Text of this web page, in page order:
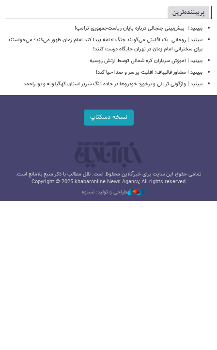
پربیننده‌ترین
ببینید | ‏ پیش‌بینی جنجالی درباره پایان ریاست‌جمهوری ترامپ!
ببینید | روحانی: یک اقلیتی می‌گویند جنگ ادامه پیدا کند امام زمان ظهور می‌کند؛ می‌خواستند
برای سخنرانی امام زمان در تهران جایگاه درست کنند!
ببینید | آموزش سربازان کره شمالی توسط ارتش روسیه
ببینید | مشاور قالیباف: اقلیت پر سر و صدا حیا کند!
ببینید | واژگونی تریلی و برخورد خودروها در جاده تنگ سریز استان کهگیلویه و بویراحمد
نسخه دسکتاپ
تمامی حقوق این سایت برای خبرآنلاین محفوظ است. نقل مطالب با ذکر منبع بلامانع است.
Copyright © 2025 khabaronline News Agancy, All rights reserved
طراحی و تولید: نستوه